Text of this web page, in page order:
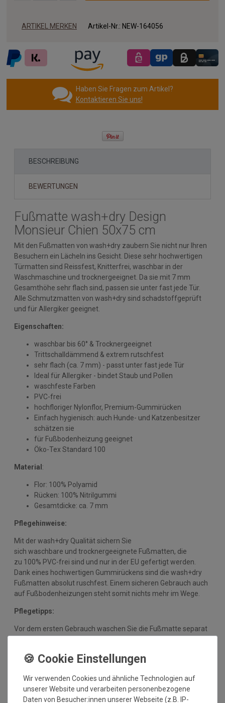
ARTIKEL MERKEN Artikel-Nr.: NEW-164056
Haben Sie Fragen zum Artikel?
Kontaktieren Sie uns!
BESCHREIBUNG
BEWERTUNGEN
Fußmatte wash+dry Design
Monsieur Chien 50x75 cm
Mit den Fußmatten von wash+dry zaubern Sie nicht nur Ihren
Besuchern ein Lächeln ins Gesicht. Diese sehr hochwertigen
Türmatten sind Reissfest, Knitterfrei, waschbar in der
Waschmaschine und trocknergeeignet. Da sie mit 7 mm
Gesamthöhe sehr flach sind, passen sie unter fast jede Tür.
Alle Schmutzmatten von wash+dry sind schadstoffgeprüft
und für Allergiker geeignet.
Eigenschaften:
waschbar bis 60° & Trocknergeeignet
Trittschalldämmend & extrem rutschfest
sehr flach (ca. 7 mm) - passt unter fast jede Tür
Ideal für Allergiker - bindet Staub und Pollen
waschfeste Farben
PVC-frei
hochfloriger Nylonflor, Premium-Gummirücken
Einfach hygienisch: auch Hunde- und Katzenbesitzer
schätzen sie
für Fußbodenheizung geeignet
Öko-Tex Standard 100
Material :
Flor: 100% Polyamid
Rücken: 100% Nitrilgummi
Gesamtdicke: ca. 7 mm
Pflegehinweise:
Mit der wash+dry Qualität sichern Sie
sich waschbare und trocknergeeignete Fußmatten, die
zu 100% PVC-frei sind und nur in der EU gefertigt werden.
Dank eines hochwertigen Gummirückens sind die wash+dry
Fußmatten absolut ruschfest. Einem sicheren Gebrauch auch
auf Fußbodenheizungen steht somit nichts mehr im Wege.
Pflegetipps:
Vor dem ersten Gebrauch waschen Sie die Fußmatte separat
den Trockner oder flach zum Trocknen aus. Dadurch richten
transportbedingte Falten und Knicke werden wieder glatt.
Pflegen Sie so Ihre wash+dry Fußmatte regelmäßig und Sie
Wir verwenden Cookies und ähnliche Technologien auf
unserer Website und verarbeiten personenbezogene
Daten von Besucher:innen unserer Webseite (z.B. IP-